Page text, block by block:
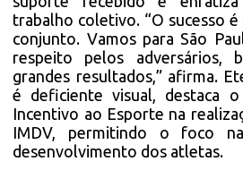
trabalho coletivo. “O sucesso
conjunto. Vamos para São
respeito pelos adversários,
grandes resultados,” afirma.
é deficiente visual, destaca
Incentivo ao Esporte na
IMDV, permitindo o foco
desenvolvimento dos atletas.